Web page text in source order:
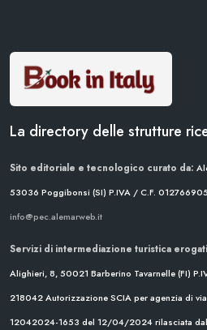
La directory delle strutture
Sito editoriale e tecnologico curato da:
53036 Poggibonsi (SI) P.IVA / C.F.
info@pec.alemarweb.it
Servizi di intermediazione turistica
Alighieri, 8, 50021 Barberino Tavarnelle (FI)
218042Autorizzazione SCIA per agenzia di
12042024-1653 del 12/04/2024rilasciata